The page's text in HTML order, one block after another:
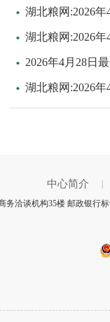
湖北粮网:2026
湖北粮网:2026
2026年4月28日
湖北粮网:2026
中心简介
洽谈机构35楼 邮政银行